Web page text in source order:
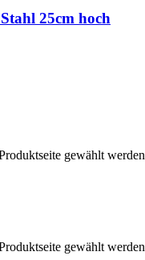
25cm hoch
gewählt werden
gewählt werden